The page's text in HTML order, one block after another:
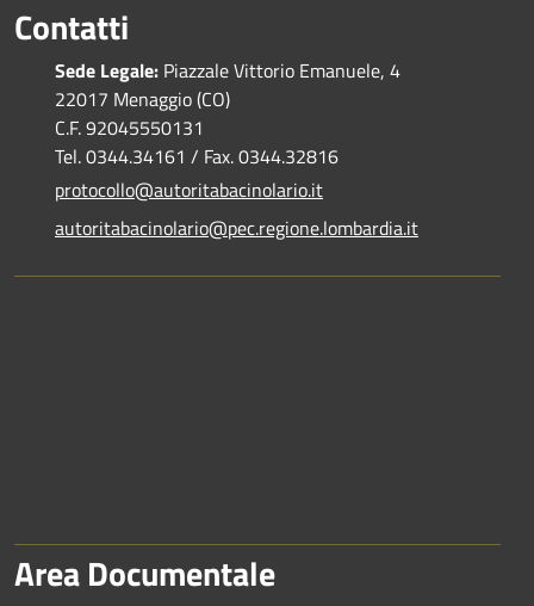
Contatti
Sede Legale: Piazzale Vittorio Emanuele, 4
22017 Menaggio (CO)
C.F. 92045550131
Tel. 0344.34161 / Fax. 0344.32816
protocollo@autoritabacinolario.it
autoritabacinolario@pec.regione.lombardia.it
Area Documentale